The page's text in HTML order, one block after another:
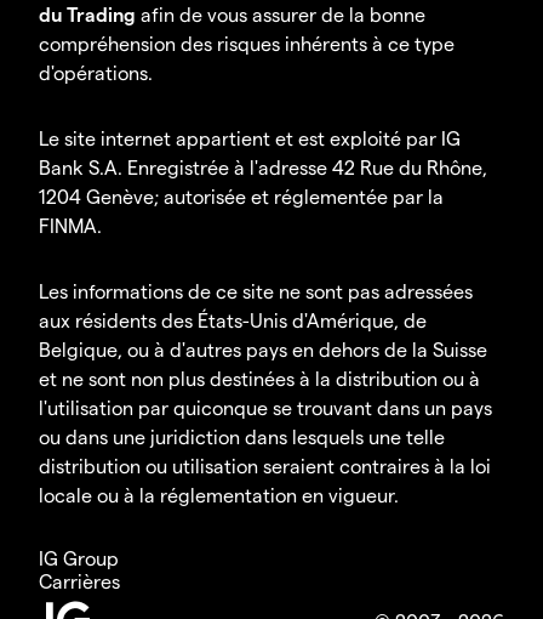
du Trading afin de vous assurer de la bonne
compréhension des risques inhérents à ce type
d'opérations.
Le site internet appartient et est exploité par IG
Bank S.A. Enregistrée à l'adresse 42 Rue du Rhône,
1204 Genève; autorisée et réglementée par la
FINMA.
Les informations de ce site ne sont pas adressées
aux résidents des États-Unis d'Amérique, de
Belgique, ou à d'autres pays en dehors de la Suisse
et ne sont non plus destinées à la distribution ou à
l'utilisation par quiconque se trouvant dans un pays
ou dans une juridiction dans lesquels une telle
distribution ou utilisation seraient contraires à la loi
locale ou à la réglementation en vigueur.
IG Group
Carrières